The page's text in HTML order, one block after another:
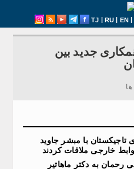
TJ | RU | EN |
جدید بین
با مبشر جاوید
خارجی ملاقات کردند
رحمان به دکتر ماهاتیر